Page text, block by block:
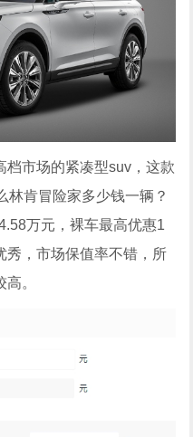
档市场的紧凑型suv，这款
林肯冒险家多少钱一辆？
万元，裸车最高优惠1
秀，市场保值率不错，所
。